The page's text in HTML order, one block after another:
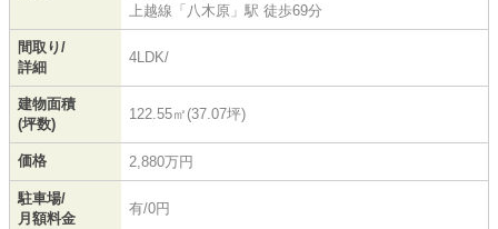
上越線 「 八木原 」駅 徒歩69分
間取り/
詳細
4LDK/
建物面積
(坪数)
122.55㎡(37.07坪)
価格 2,880万円
駐車場/
月額料金
有/0円